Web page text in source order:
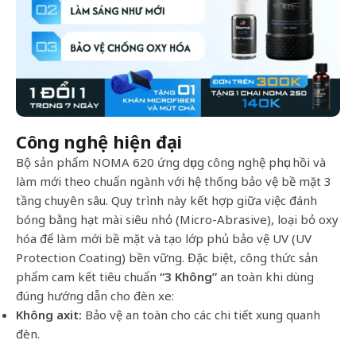
Công nghệ hiện đại
Bộ sản phẩm NOMA 620 ứng dụng công nghệ phục hồi và
làm mới theo chuẩn ngành với hệ thống bảo vệ bề mặt 3
tầng chuyên sâu. Quy trình này kết hợp giữa việc đánh
bóng bằng hạt mài siêu nhỏ (Micro-Abrasive), loại bỏ oxy
hóa để làm mới bề mặt và tạo lớp phủ bảo vệ UV (UV
Protection Coating) bền vững. Đặc biệt, công thức sản
phẩm cam kết tiêu chuẩn “3 Không” an toàn khi dùng
đúng hướng dẫn cho đèn xe:
Không axit: Bảo vệ an toàn cho các chi tiết xung quanh
đèn.